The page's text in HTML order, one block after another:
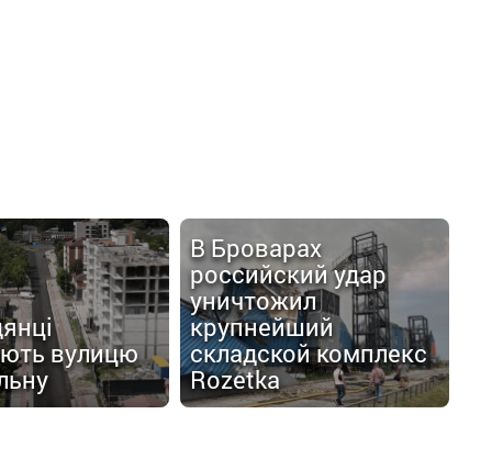
вулицю
В Броварах
российский удар
уничтожил
крупнейший
складской комплекс
Rozetka